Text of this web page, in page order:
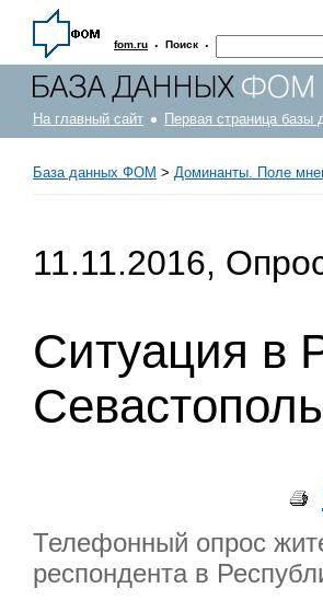
fom.ru · Поиск ·
На главный сайт Первая страница базы
База данных ФОМ > Доминанты. Поле
11.11.2016,
Ситуация в
Севастополь
Телефонный опрос
респондента в